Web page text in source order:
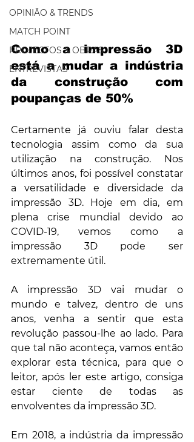
OPINIÃO & TRENDS
MATCH POINT
PROJECTOS & OBRAS
ENTREVISTAS
Como a impressão 3D
está a mudar a indústria
da construção com
poupanças de 50%
Certamente já ouviu falar desta
tecnologia assim como da sua
utilização na construção. Nos
últimos anos, foi possível constatar
a versatilidade e diversidade da
impressão 3D. Hoje em dia, em
plena crise mundial devido ao
COVID-19, vemos como a
impressão 3D pode ser
extremamente útil.
A impressão 3D vai mudar o
mundo e talvez, dentro de uns
anos, venha a sentir que esta
revolução passou-lhe ao lado. Para
que tal não aconteça, vamos então
explorar esta técnica, para que o
leitor, após ler este artigo, consiga
estar ciente de todas as
envolventes da impressão 3D.
Em 2018, a indústria da impressão